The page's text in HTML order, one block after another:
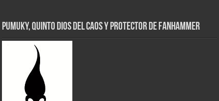
Pumuky, Quinto Dios del Caos y Protector de FanHammer